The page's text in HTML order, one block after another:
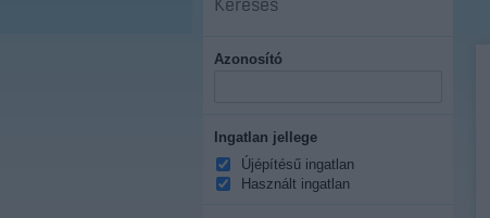
Azonosító
Ingatlan jellege
Újépítésű ingatlan
Használt ingatlan